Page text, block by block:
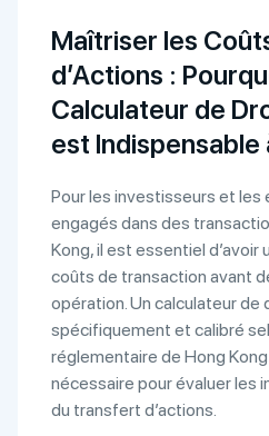
Maîtriser les
d’Actions :
Calculateur de
est Indispensable
Pour les investisseurs et
engagés dans des
Kong, il est essentiel d’avoir
coûts de transaction avant
opération. Un calculateur
spécifiquement et calibré
réglementaire de Hong
nécessaire pour évaluer les
du transfert d’actions.